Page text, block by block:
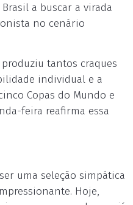
a buscar a virada
no cenário
tantos craques
individual e a
Copas do Mundo e
feira reafirma essa
uma seleção simpática
Hoje,